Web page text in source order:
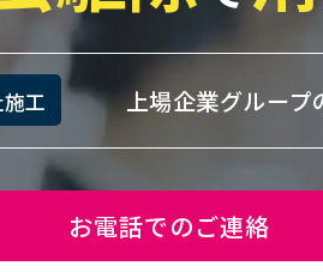
工 上場企業グループ
お電話でのご連絡